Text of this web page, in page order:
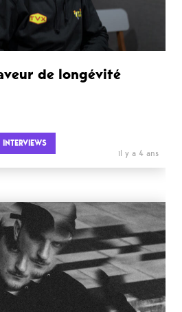
de longévité
INTERVIEWS
il y a 4 ans